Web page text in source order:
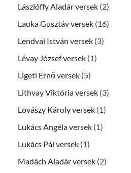
Lászlóffy Aladár versek (2)
Lauka Gusztáv versek (16)
Lendvai István versek (3)
Lévay József versek (1)
Ligeti Ernő versek (5)
Lithvay Viktória versek (3)
Lovászy Károly versek (1)
Lukács Angéla versek (1)
Lukács Pál versek (1)
Madách Aladár versek (2)